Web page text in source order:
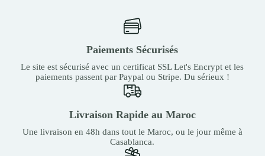
Paiements Sécurisés
Le site est sécurisé avec un certificat SSL Let's Encrypt et les
paiements passent par Paypal ou Stripe. Du sérieux !
Livraison Rapide au Maroc
Une livraison en 48h dans tout le Maroc, ou le jour même à
Casablanca.